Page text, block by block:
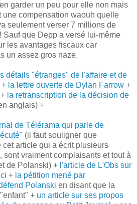
garder un peu pour elle non mais
compensation waouh quelle
seulement verser 7 millions de
Sauf que Depp a versé lui-même
les avantages fiscaux car
un assez gros naze.
détails "étranges" de l'affaire et de
+ la lettre ouverte de Dylan Farrow +
+ la retranscription de la décision de
anglais) +
de Télérama qui parle de
(il faut souligner que
cet article qui a écrit plusieurs
vraiment complaisants et tout à
de Polanski) + l'article de L'Obs sur
+ la pétition mené par
Polanski en disant que la
+ un article sur ses propos